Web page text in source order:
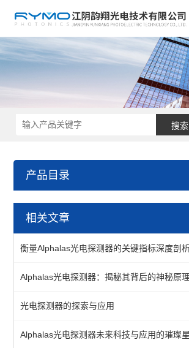
产品目录
光学仪器
相关文章
衡量Alphalas光电探测器的关键指标深度剖
Alphalas光电探测器：揭秘其背后的神秘原理
光电探测器的探索与应用
Alphalas光电探测器未来科技与应用的璀璨